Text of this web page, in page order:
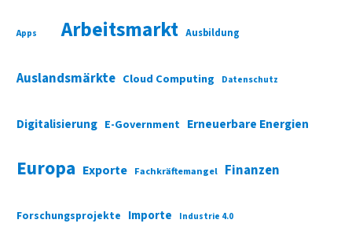
Apps Arbeitsmarkt Ausbildung
Auslandsmärkte Cloud Computing Datenschutz
Digitalisierung E-Government Erneuerbare Energien
Europa Exporte Fachkräftemangel Finanzen
Forschungsprojekte Importe Industrie 4.0